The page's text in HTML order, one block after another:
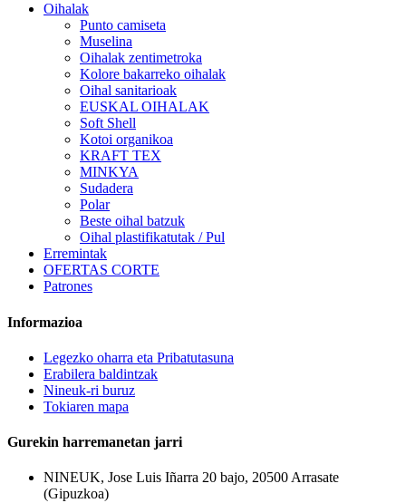
Oihalak
Punto camiseta
Muselina
Oihalak zentimetroka
Kolore bakarreko oihalak
Oihal sanitarioak
EUSKAL OIHALAK
Soft Shell
Kotoi organikoa
KRAFT TEX
MINKYA
Sudadera
Polar
Beste oihal batzuk
Oihal plastifikatutak / Pul
Erremintak
OFERTAS CORTE
Patrones
Informazioa
Legezko oharra eta Pribatutasuna
Erabilera baldintzak
Nineuk-ri buruz
Tokiaren mapa
Gurekin harremanetan jarri
NINEUK, Jose Luis Iñarra 20 bajo, 20500 Arrasate
(Gipuzkoa)